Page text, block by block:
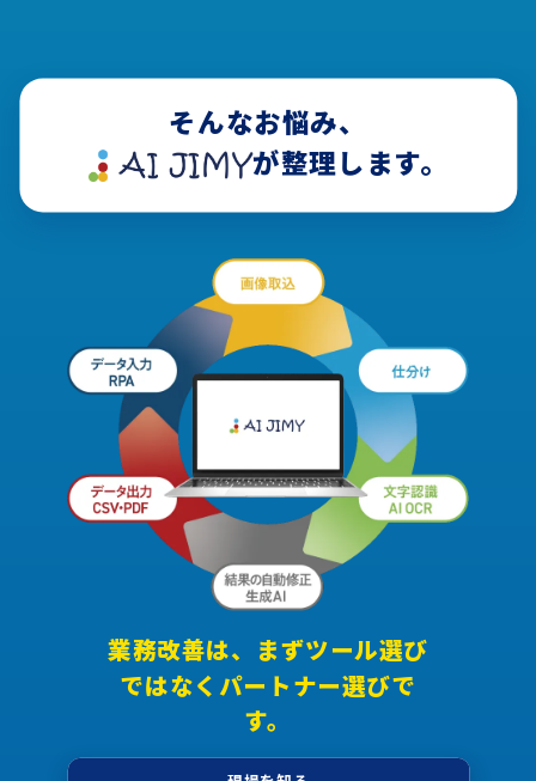
そんなお悩み、
が整理します。
業務改善は、まずツール選び
ではなくパートナー選びで
す。